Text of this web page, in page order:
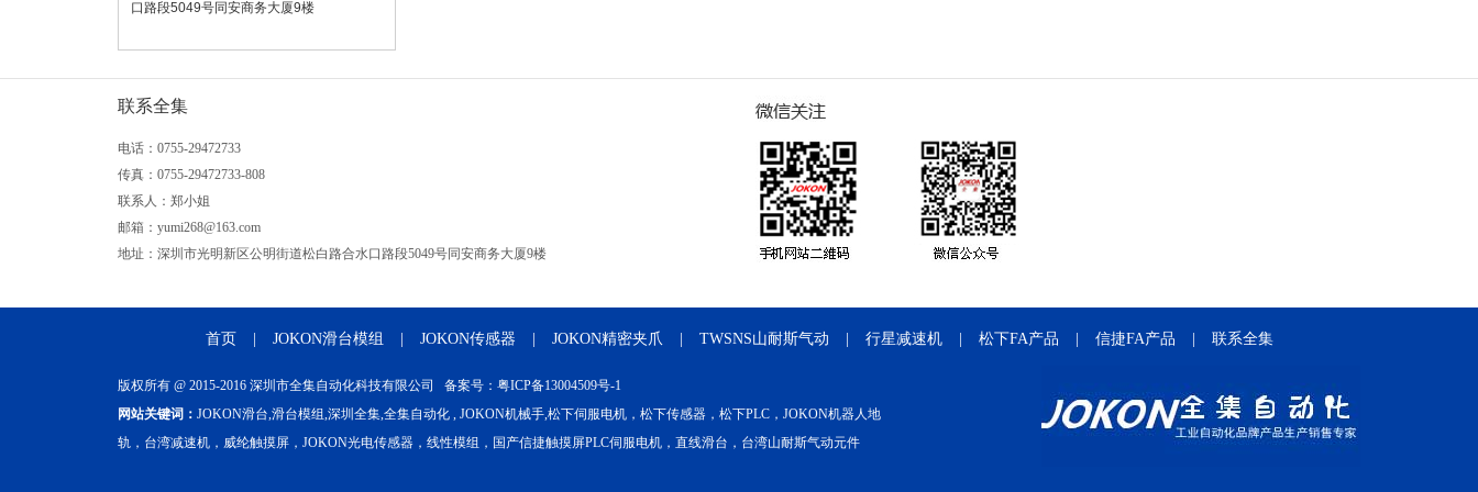
口路段5049号同安商务大厦9楼
联系全集
电话：0755-29472733
传真：0755-29472733-808
联系人：郑小姐
邮箱：yumi268@163.com
地址：深圳市光明新区公明街道松白路合水口路段5049号同安商务大厦9楼
首页 JOKON滑台模组 JOKON传感器 JOKON精密夹爪 TWSNS山耐斯气动 行星减速机 松下FA产品 信捷FA产品 联系全集
版权所有 @ 2015-2016 深圳市全集自动化科技有限公司 备案号： 粤ICP备13004509号-1
网站关键词： JOKON滑台,滑台模组,深圳全集,全集自动化 , JOKON机械手,松下伺服电机，松下传感器，松下PLC，JOKON机器人地
轨，台湾减速机，威纶触摸屏，JOKON光电传感器，线性模组，国产信捷触摸屏PLC伺服电机，直线滑台，台湾山耐斯气动元件